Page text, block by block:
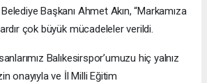
Başkanı Ahmet Akın, “Markamıza
çok büyük mücadeleler verildi.
Balıkesirspor’umuzu hiç yalnız
onayıyla ve İl Milli Eğitim